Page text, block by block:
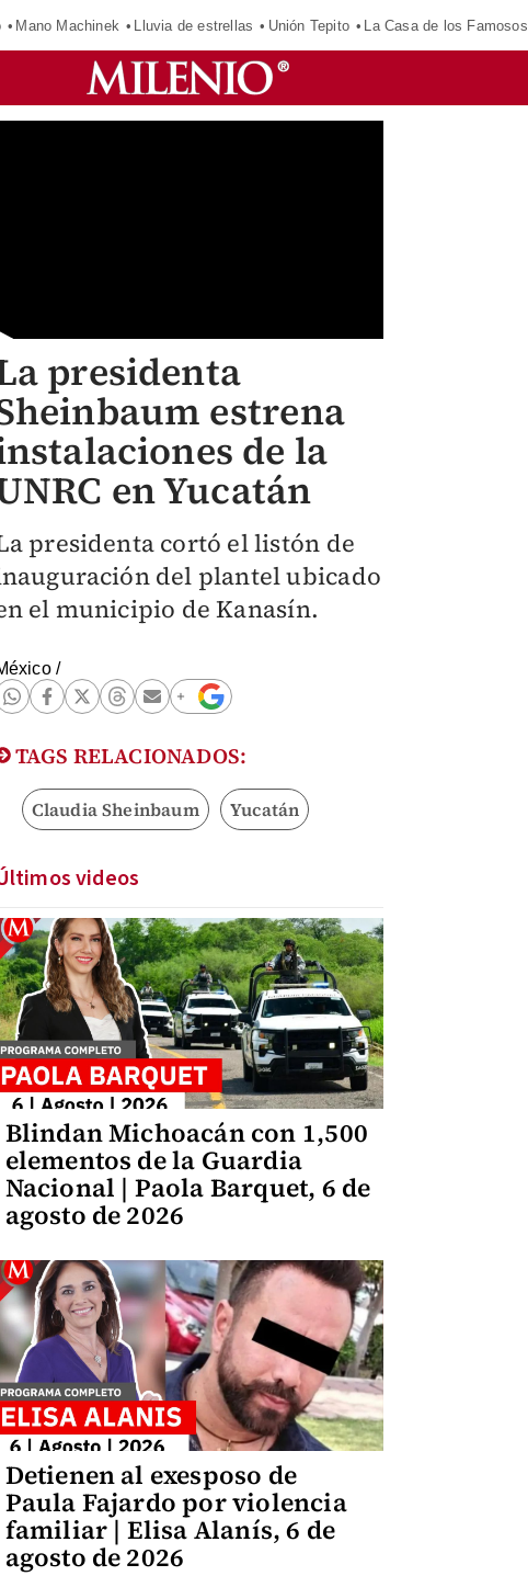
Mano Machinek Lluvia de estrellas Unión Tepito La Casa de los Famosos
presidenta
estrena
de la
en Yucatán
presidenta cortó el listón de
del plantel ubicado
el municipio de Kanasín.
/
TAGS RELACIONADOS:
Claudia Sheinbaum Yucatán
videos
Blindan Michoacán con 1,500
elementos de la Guardia
Nacional | Paola Barquet, 6 de
agosto de 2026
Detienen al exesposo de
Paula Fajardo por violencia
familiar | Elisa Alanís, 6 de
agosto de 2026